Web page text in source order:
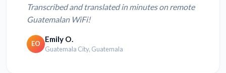
Transcribed and translated in minutes on remote
Guatemalan WiFi!
EO Emily O.
Guatemala City, Guatemala